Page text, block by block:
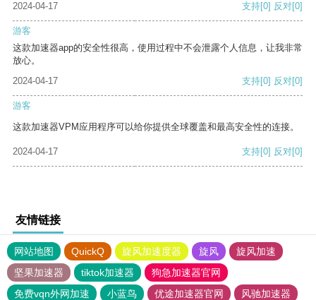
2024-04-17
支持[0] 反对[0]
游客
这款加速器app的安全性很高，使用过程中不会泄露个人信息，让我非常
放心。
2024-04-17
支持[0] 反对[0]
游客
这款加速器VPM应用程序可以给你提供全球覆盖和最高安全性的连接。
2024-04-17 支持[0] 反对[0]
友情链接
网站地图 QuickQ 旋风加速度器 旋风
旋风加速
坚果加速器
tiktok加速器
狗急加速器官网
免费vqn外网加速
小蓝鸟 优途加速器官网 风驰加速器